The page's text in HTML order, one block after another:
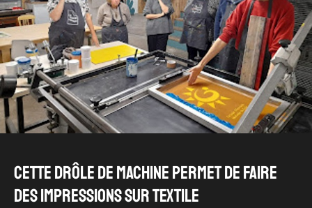
Cette drôle de machine permet de faire
des impressions sur textile